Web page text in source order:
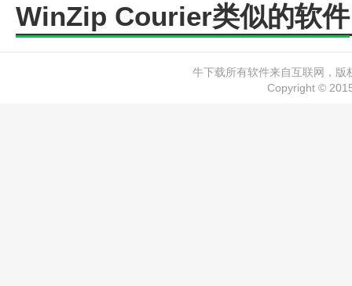
WinZip Courier类似的软件
牛下载所有软件来自互联网，
Copyright ©